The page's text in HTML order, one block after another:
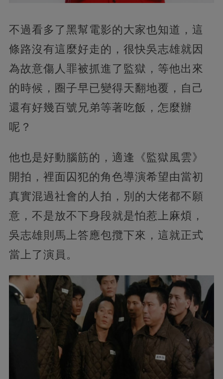
不過看多了黑幫電影的大家也知道，這
條路沒有這麼好走的，很快吳志雄就因
為故意傷人罪被抓進了監獄，等他出來
的時候，圈子早已變得天翻地覆，自己
還有好幾百號兄弟等著吃飯，怎麼辦
呢？
他也是好動腦筋的，適逢《監獄風雲》
開拍，裡面囚犯的角色導演希望由當初
真實混過社會的人拍，別的大佬都不願
意，不是放不下身段就是怕惹上麻煩，
吳志雄則馬上答應包攬下來，這就正式
當上了演員。